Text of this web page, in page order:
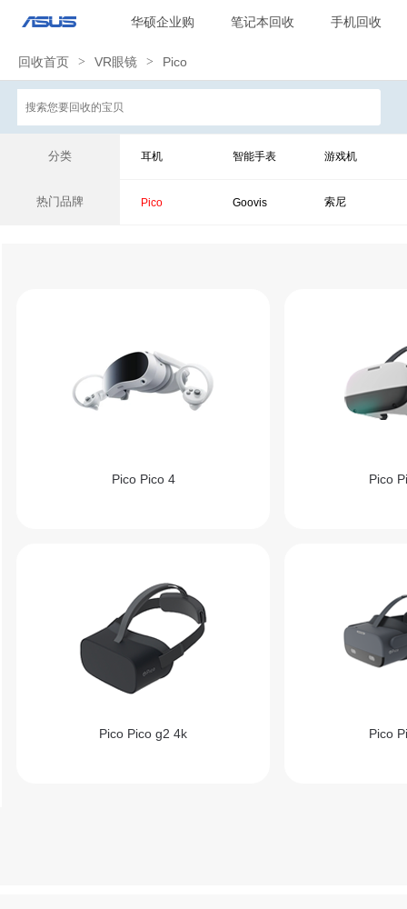
华硕企业购 笔记本回收 手机回收
回收首页 > VR眼镜 > Pico
分类 耳机 智能手表 游戏机
热门品牌 Pico Goovis 索尼
Pico Pico 4 Pico
Pico Pico g2 4k Pico